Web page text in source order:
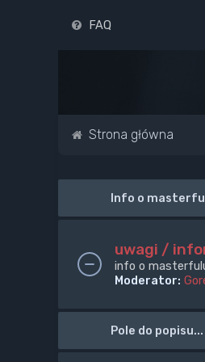
FAQ
Strona główna
Info o
uwagi /
info o
Moderator:
Pole do popisu...